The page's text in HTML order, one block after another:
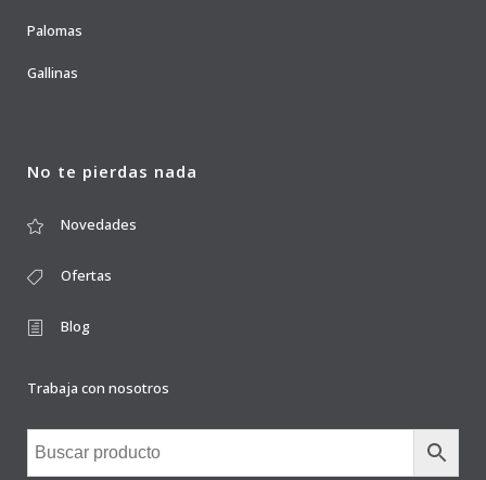
Palomas
Gallinas
No te pierdas nada
Novedades
Ofertas
Blog
Trabaja con nosotros